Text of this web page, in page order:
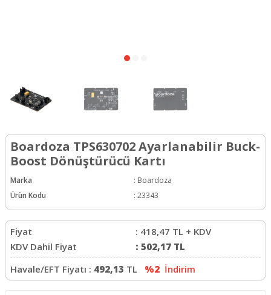
Boardoza TPS630702 Ayarlanabilir Buck-
Boost Dönüştürücü Kartı
Marka : Boardoza
Ürün Kodu
: 23343
Fiyat : 418,47 TL + KDV
KDV Dahil Fiyat
: 502,17 TL
Havale/EFT Fiyatı : 492,13 TL %2 İndirim